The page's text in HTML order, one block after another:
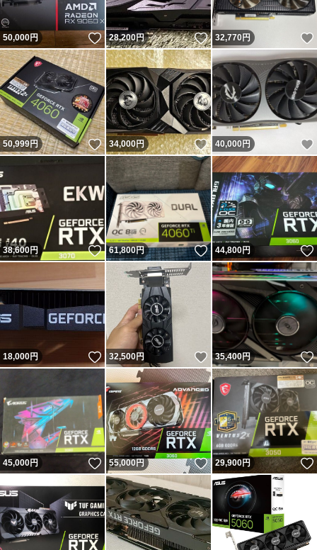
50,000円 いいね！
28,200円 いいね！
32,770円
50,999円 いいね！
34,000円 いいね！
40,000 円
38,600円 いいね！
61,800円 いいね！
44,800円
18,000円 いいね！
32,500円 いいね！
35,400円
45,000円 いいね！
55,000円 いいね！
29,900円